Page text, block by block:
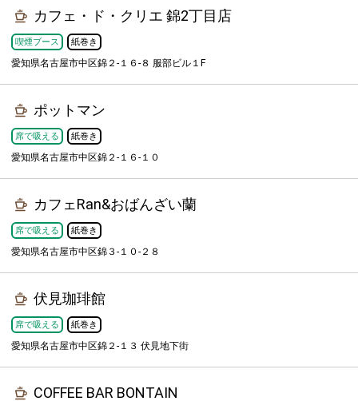
カフェ・ド・クリエ 錦2丁目店
喫煙ブース 紙巻き
愛知県名古屋市中区錦２-１６-８ 服部ビル１F
ポットマン
席で吸える 紙巻き
愛知県名古屋市中区錦２-１６-１０
カフェRan&おばんざい蘭
席で吸える 紙巻き
愛知県名古屋市中区錦３-１０-２８
伏見珈琲館
席で吸える 紙巻き
愛知県名古屋市中区錦２-１３ 伏見地下街
COFFEE BAR BONTAIN